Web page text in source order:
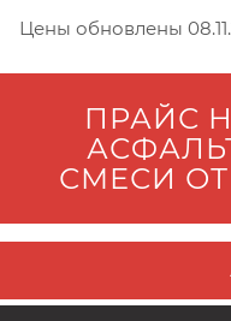
Цены обновлены
ПРАЙС
СМЕСИ ОТ